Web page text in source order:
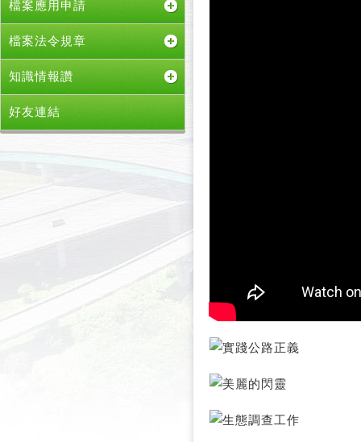
檔案應用申請
檔案法令規章
知識情報讚
好友連結